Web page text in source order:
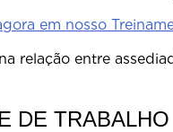
em nosso
relação entre
DE TRABALHO